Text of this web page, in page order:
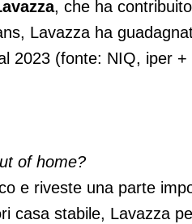
, che ha
Lavazza ha
2023 (fonte: NIQ, iper
of home?
e riveste una parte
casa stabile, Lavazza